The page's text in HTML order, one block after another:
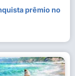
prêmio no